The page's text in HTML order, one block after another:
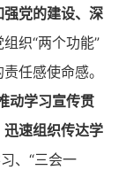
党的建设、深
织“两个功能”
任感使命感。
动学习宣传贯
迅速组织传达学
、“三会一